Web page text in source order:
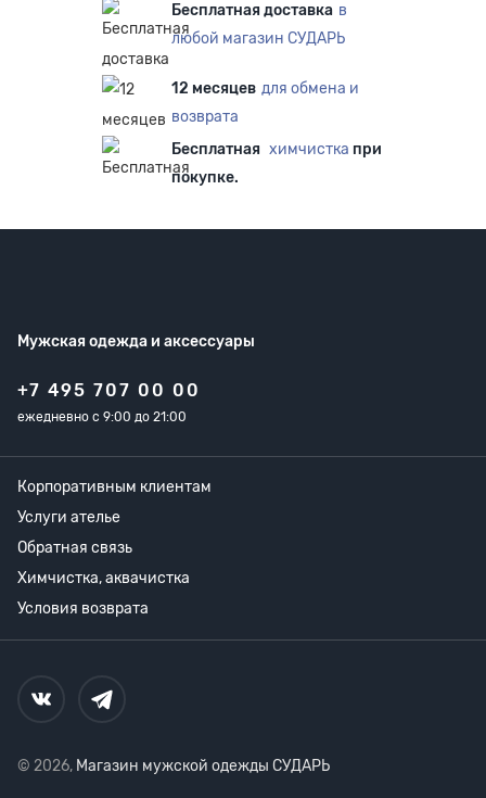
Бесплатная доставка в
любой магазин СУДАРЬ
12 месяцев для обмена и
возврата
Бесплатная химчистка при
покупке.
Мужская одежда и аксессуары
+7 495 707 00 00
ежедневно с 9:00 до 21:00
Корпоративным клиентам
Услуги ателье
Обратная связь
Химчистка, аквачистка
Условия возврата
© 2026, Магазин мужской одежды СУДАРЬ